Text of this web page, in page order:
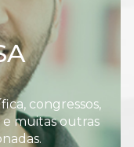
congressos,
muitas outras